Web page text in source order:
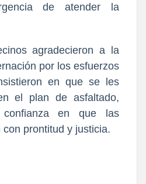
de atender la
agradecieron a la
por los esfuerzos
en que se les
el plan de asfaltado,
confianza en que las
prontitud y justicia.